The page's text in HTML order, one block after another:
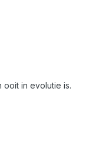
ooit in evolutie is.